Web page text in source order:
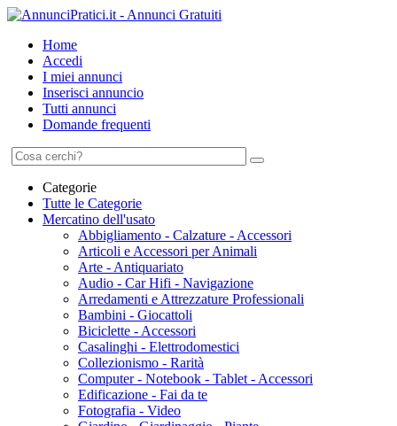
Home
Accedi
I miei annunci
Inserisci annuncio
Tutti annunci
Domande frequenti
Categorie
Tutte le Categorie
Mercatino dell'usato
Abbigliamento - Calzature - Accessori
Articoli e Accessori per Animali
Arte - Antiquariato
Audio - Car Hifi - Navigazione
Arredamenti e Attrezzature Professionali
Bambini - Giocattoli
Biciclette - Accessori
Casalinghi - Elettrodomestici
Collezionismo - Rarità
Computer - Notebook - Tablet - Accessori
Edificazione - Fai da te
Fotografia - Video